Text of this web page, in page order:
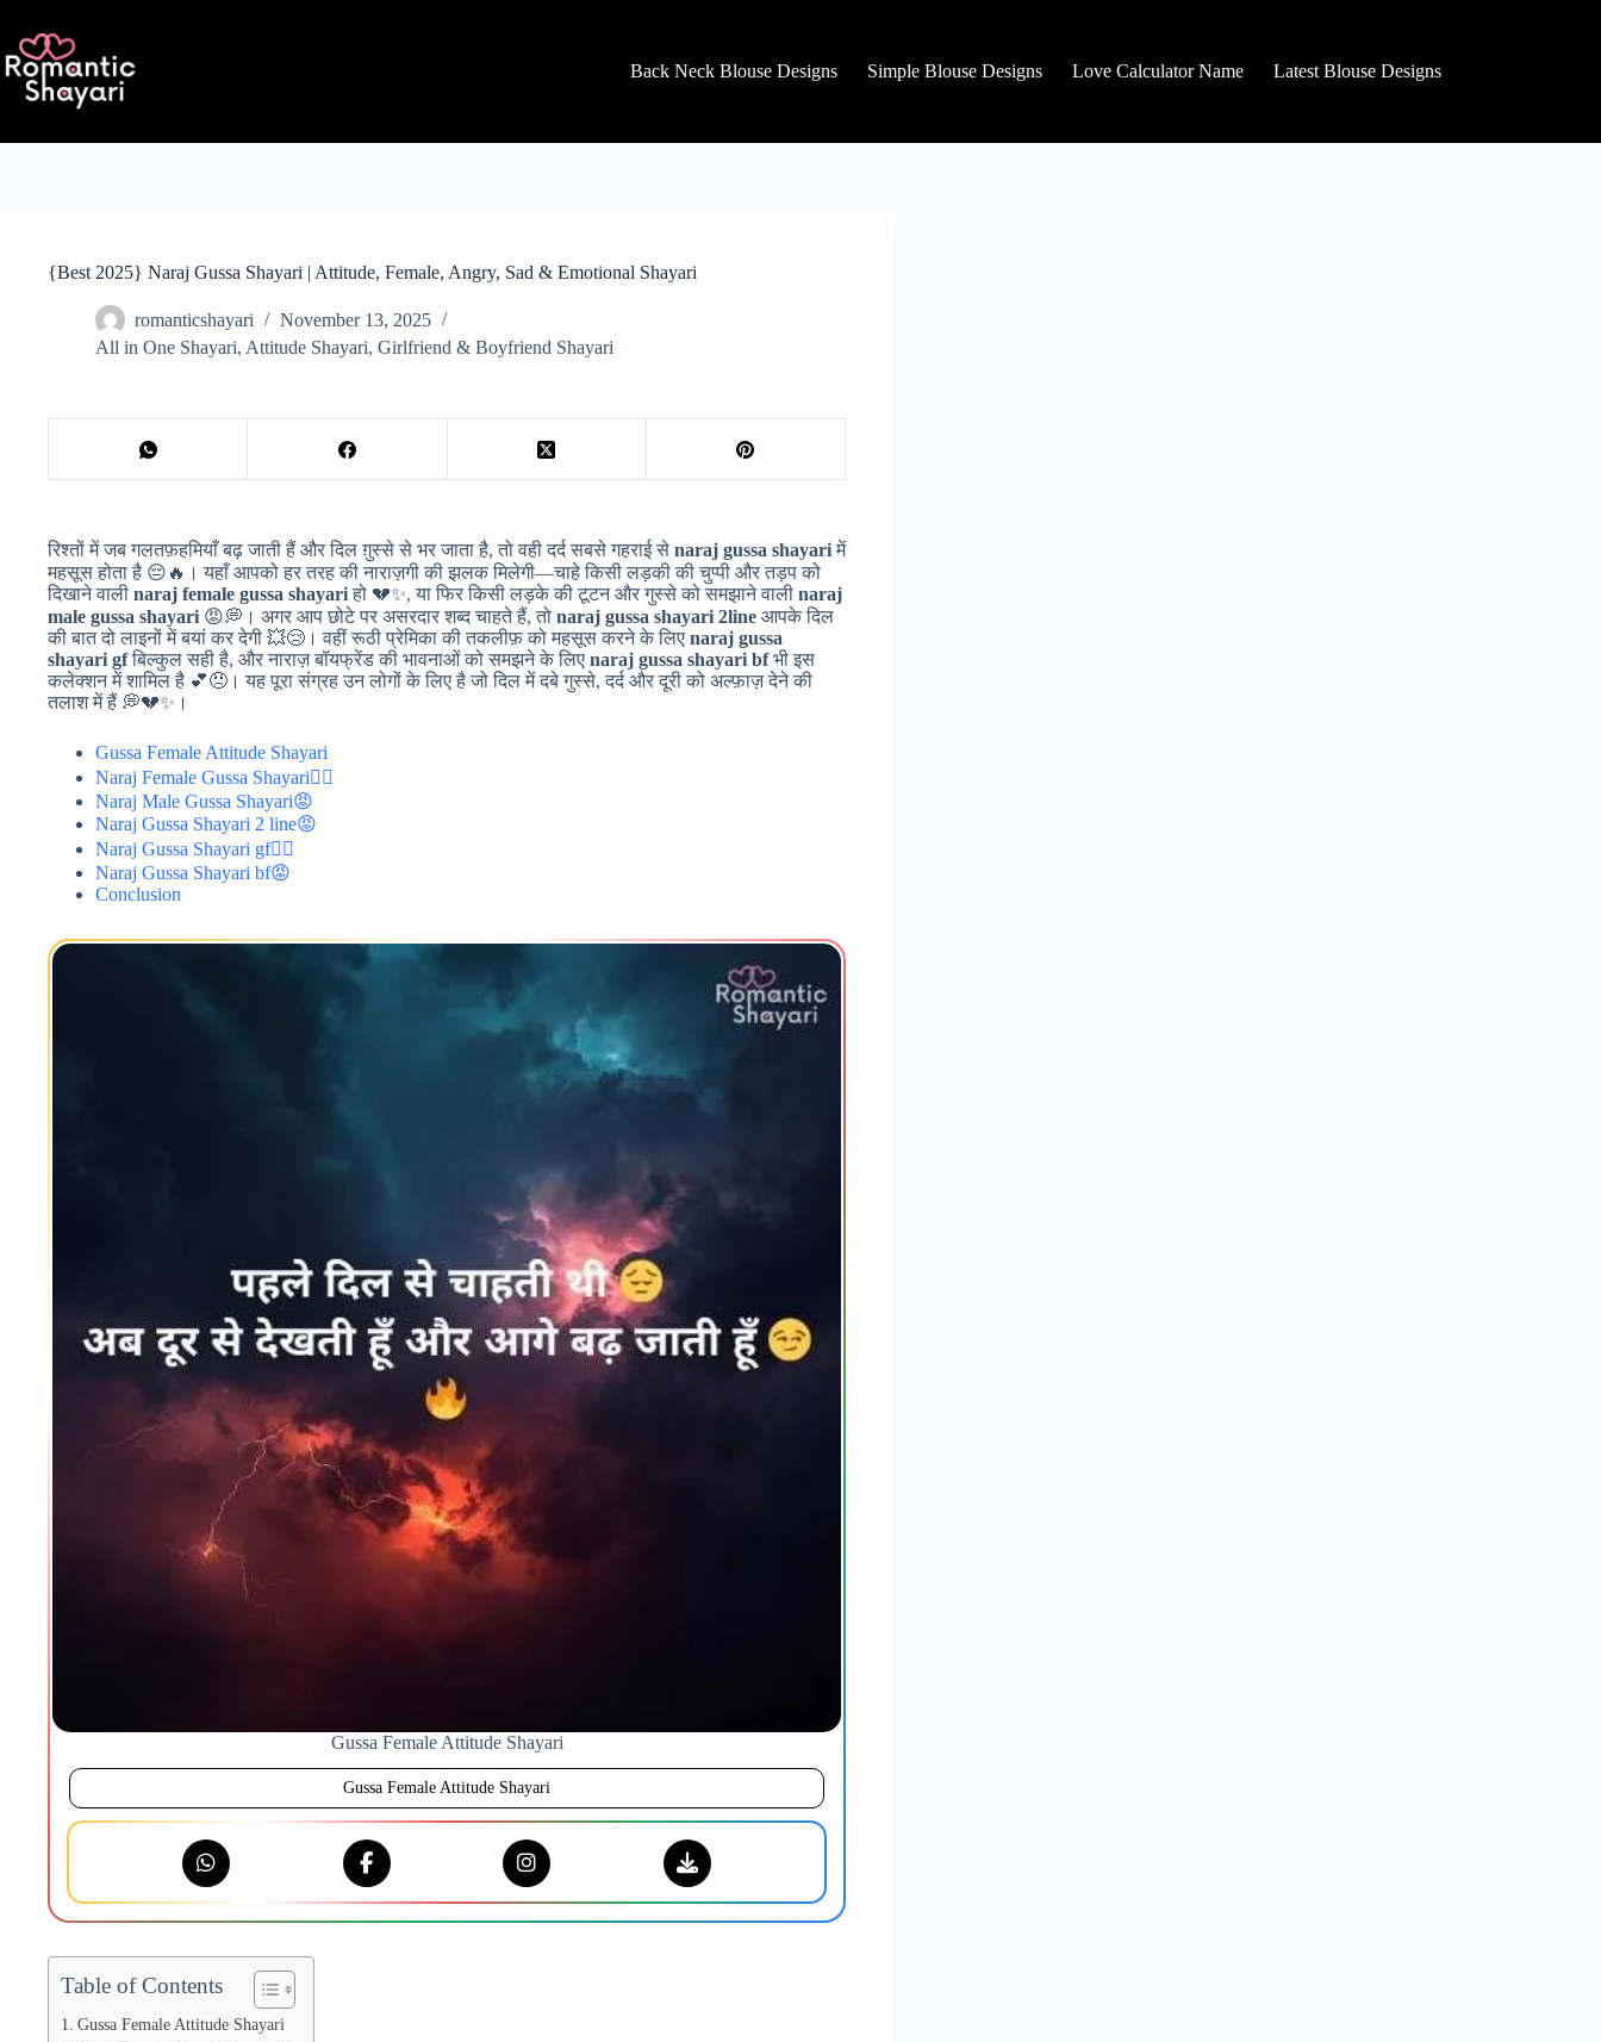
content
Back Neck Blouse Designs
Simple Blouse Designs Love Calculator Name Latest Blouse Designs
{Best 2025} Naraj Gussa Shayari | Attitude, Female, Angry, Sad & Emotional Shayari
romanticshayari
November 13, 2025
All in One Shayari, Attitude Shayari, Girlfriend & Boyfriend Shayari
रिश्तों में जब गलतफ़हमियाँ बढ़ जाती हैं और दिल ग़ुस्से से भर जाता है, तो वही दर्द सबसे गहराई से naraj gussa shayariमें
महसूस होता है 😔🔥। यहाँ आपको हर तरह की नाराज़गी की झलक मिलेगी—चाहे किसी लड़की की चुप्पी और तड़प को
दिखाने वाली naraj female gussa shayariहो 💔✨, या फिर किसी लड़के की टूटन और गुस्से को समझाने वाली naraj
male gussa shayari 😡💭। अगर आप छोटे पर असरदार शब्द चाहते हैं, तो naraj gussa shayari 2line आपके दिल
की बात दो लाइनों में बयां कर देगी 💥😢। वहीं रूठी प्रेमिका की तकलीफ़ को महसूस करने के लिए naraj gussa
shayari gfबिल्कुल सही है, और नाराज़ बॉयफ्रेंड की भावनाओं को समझने के लिए naraj gussa shayari bfभी इस
कलेक्शन में शामिल है 💕😠। यह पूरा संग्रह उन लोगों के लिए है जो दिल में दबे गुस्से, दर्द और दूरी को अल्फ़ाज़ देने की
तलाश में हैं 💭💔✨।
Gussa Female Attitude Shayari
Naraj Female Gussa Shayari❤️‍🔥
Naraj Male Gussa Shayari😡
Naraj Gussa Shayari 2 line😡
Naraj Gussa Shayari gf❤️‍🔥
Naraj Gussa Shayari bf😡
Conclusion
Gussa Female Attitude Shayari
Gussa Female Attitude Shayari
Table of Contents
Gussa Female Attitude Shayari